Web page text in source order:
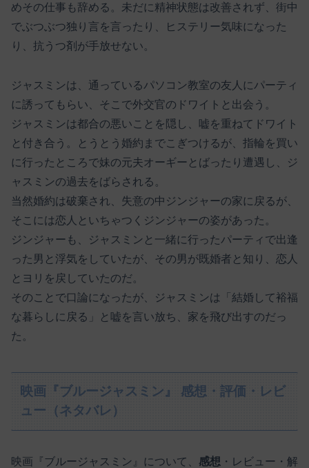
めその仕事も辞める。未だに精神状態は改善されず、街中
でぶつぶつ独り言を言ったり、ヒステリー気味になった
り、抗うつ剤が手放せない。
ジャスミンは、通っているパソコン教室の友人にパーティ
に誘ってもらい、そこで外交官のドワイトと出会う。
ジャスミンは都合の悪いことを隠し、嘘を重ねてドワイト
と付き合う。とうとう婚約までこぎつけるが、指輪を買い
に行ったところで妹の元夫オーギーとばったり遭遇し、ジ
ャスミンの過去をばらされる。
当然婚約は破棄され、失意の中ジンジャーの家に戻るが、
そこには恋人といちゃつくジンジャーの姿があった。
ジンジャーも、ジャスミンと一緒に行ったパーティで出逢
った男と浮気をしていたが、その男が既婚者と知り、恋人
とヨリを戻していたのだ。
そのことで口論になったが、ジャスミンは「結婚して裕福
な暮らしに戻る」と嘘を言い放ち、家を飛び出すのだっ
た。
映画『ブルージャスミン』 感想・評価・レビ
ュー（ネタバレ）
映画『ブルージャスミン』について、 感想 ・レビュー・解